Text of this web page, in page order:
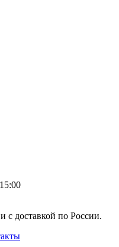
с доставкой по России.